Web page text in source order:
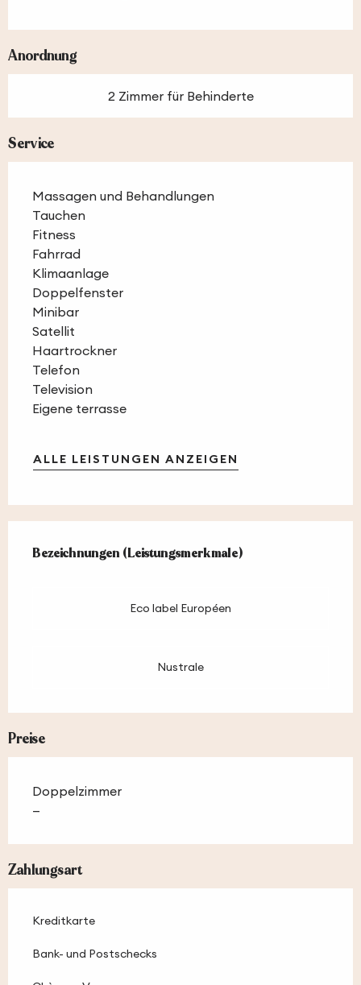
Anordnung
2 Zimmer für Behinderte
Service
Massagen und Behandlungen
Tauchen
Fitness
Fahrrad
Klimaanlage
Doppelfenster
Minibar
Satellit
Haartrockner
Telefon
Television
Eigene terrasse
ALLE LEISTUNGEN ANZEIGEN
Bezeichnungen (Leistungsmerkmale)
Bezeichnungen (Leistungsmerkmale)
Eco label Européen
Nustrale
Preise
Doppelzimmer
—
Zahlungsart
Kreditkarte
Bank- und Postschecks